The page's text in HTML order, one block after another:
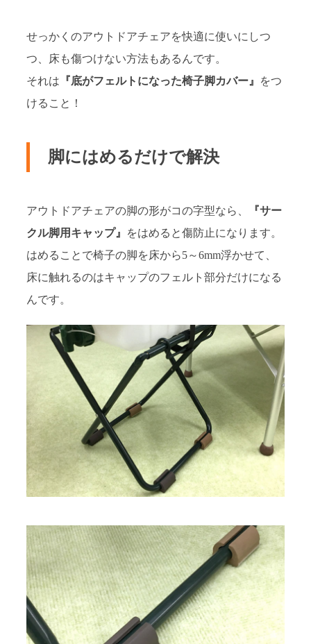
せっかくのアウトドアチェアを快適に使いにしつ
つ、床も傷つけない方法もあるんです。
それは 『底がフェルトになった椅子脚カバー』
をつ
けること！
脚にはめるだけで解決
アウトドアチェアの脚の形がコの字型なら、
『サー
クル脚用キャップ』
をはめると傷防止になります。
はめることで椅子の脚を床から5～6mm浮かせて、
床に触れるのはキャップのフェルト部分だけになる
んです。